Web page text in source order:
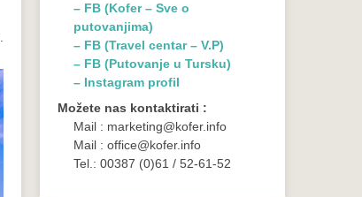
– FB (Kofer – Sve o
putovanjima)
– FB (Travel centar – V.P)
– FB (Putovanje u Tursku)
– Instagram profil
Možete nas kontaktirati :
Mail : marketing@kofer.info
Mail : office@kofer.info
Tel.: 00387 (0)61 / 52-61-52